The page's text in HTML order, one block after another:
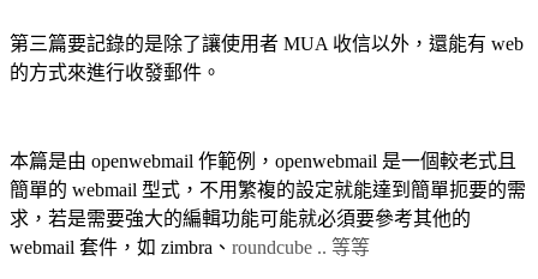
第三篇要記錄的是除了讓使用者 MUA 收信以外，還能有 web
的方式來進行收發郵件。
本篇是由 openwebmail 作範例，openwebmail 是一個較老式且
簡單的 webmail 型式，不用繁複的設定就能達到簡單扼要的需
求，若是需要強大的編輯功能可能就必須要參考其他的
webmail 套件，如 zimbra、 roundcube .. 等等